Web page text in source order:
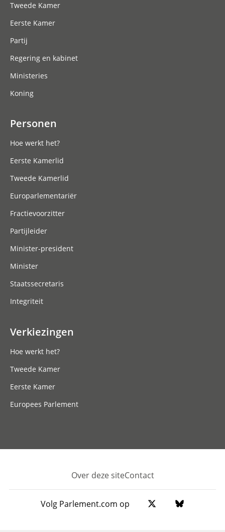
Tweede Kamer
Eerste Kamer
Partij
Regering en kabinet
Ministeries
Koning
Personen
Hoe werkt het?
Eerste Kamerlid
Tweede Kamerlid
Europarlementariër
Fractievoorzitter
Partijleider
Minister-president
Minister
Staatssecretaris
Integriteit
Verkiezingen
Hoe werkt het?
Tweede Kamer
Eerste Kamer
Europees Parlement
Footer
Over deze siteContact
Volg Parlement.com op